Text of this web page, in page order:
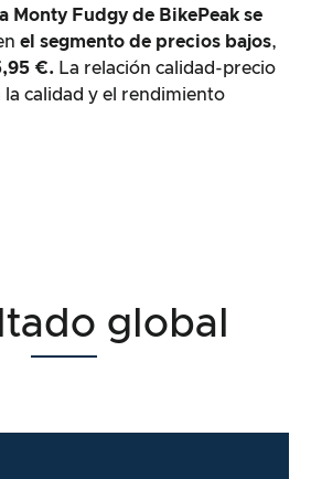
Monty Fudgy de BikePeak se
el segmento de precios bajos,
€. La relación calidad-precio
la calidad y el rendimiento
global